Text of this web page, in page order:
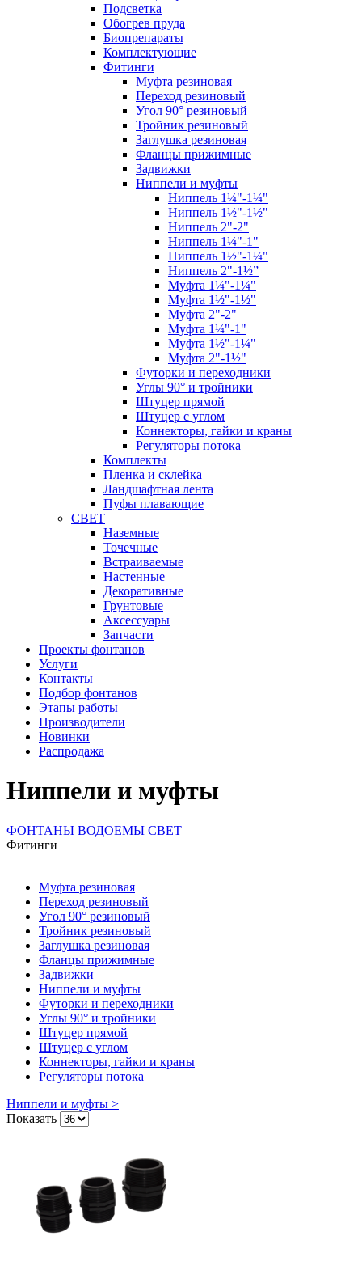
Подсветка
Обогрев пруда
Биопрепараты
Комплектующие
Фитинги
Муфта резиновая
Переход резиновый
Угол 90° резиновый
Тройник резиновый
Заглушка резиновая
Фланцы прижимные
Задвижки
Ниппели и муфты
Ниппель 1¼"-1¼"
Ниппель 1½"-1½"
Ниппель 2"-2"
Ниппель 1¼"-1"
Ниппель 1½"-1¼"
Ниппель 2"-1½”
Муфта 1¼"-1¼"
Муфта 1½"-1½"
Муфта 2"-2"
Муфта 1¼"-1"
Муфта 1½"-1¼"
Муфта 2"-1½"
Футорки и переходники
Углы 90° и тройники
Штуцер прямой
Штуцер с углом
Коннекторы, гайки и краны
Регуляторы потока
Комплекты
Пленка и склейка
Ландшафтная лента
Пуфы плавающие
СВЕТ
Наземные
Точечные
Встраиваемые
Настенные
Декоративные
Грунтовые
Аксессуары
Запчасти
Проекты фонтанов
Услуги
Контакты
Подбор фонтанов
Этапы работы
Производители
Новинки
Распродажа
Ниппели и муфты
ФОНТАНЫ ВОДОЕМЫ СВЕТ
Фитинги
Муфта резиновая
Переход резиновый
Угол 90° резиновый
Тройник резиновый
Заглушка резиновая
Фланцы прижимные
Задвижки
Ниппели и муфты
Футорки и переходники
Углы 90° и тройники
Штуцер прямой
Штуцер с углом
Коннекторы, гайки и краны
Регуляторы потока
Ниппели и муфты >
Показать